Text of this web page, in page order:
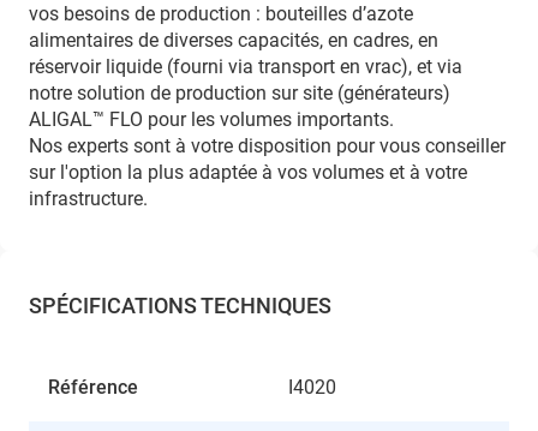
vos besoins de production : bouteilles d’azote
alimentaires de diverses capacités, en cadres, en
réservoir liquide (fourni via transport en vrac), et via
notre solution de production sur site (générateurs)
ALIGAL™ FLO pour les volumes importants.
Nos experts sont à votre disposition pour vous conseiller
sur l'option la plus adaptée à vos volumes et à votre
infrastructure.
SPÉCIFICATIONS TECHNIQUES
Référence I4020